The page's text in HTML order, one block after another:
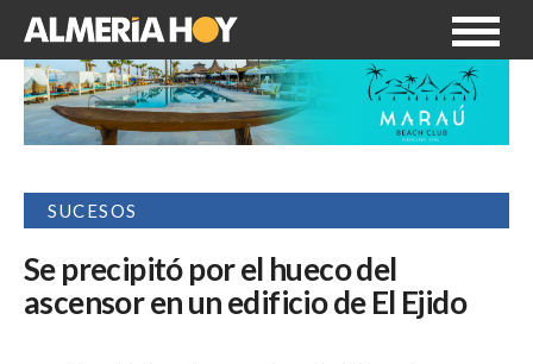
SUCESOS
Se precipitó por el hueco del
ascensor en un edificio de El Ejido